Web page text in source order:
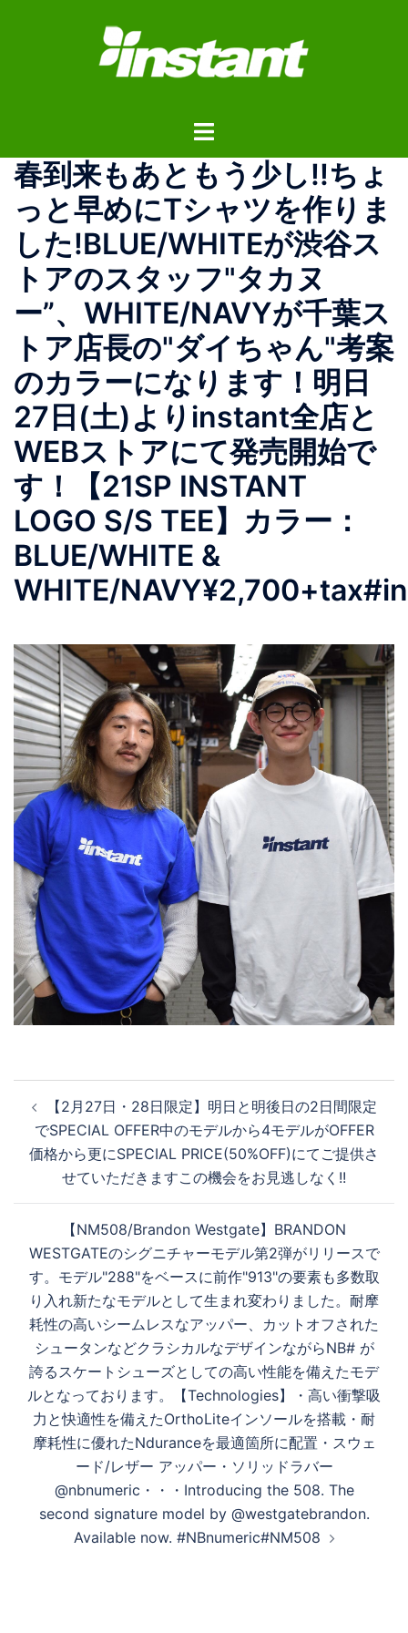
ス
ト
ル
メ
ニ
ュ
ー
春到来もあともう少し!!ちょ
っと早めにTシャツを作りま
した!BLUE/WHITEが渋谷ス
トアのスタッフ"タカヌ
ー”、WHITE/NAVYが千葉ス
トア店長の"ダイちゃん"考案
のカラーになります！明日
27日(土)よりinstant全店と
WEBストアにて発売開始で
す！【21SP INSTANT
LOGO S/S TEE】カラー：
BLUE/WHITE &
WHITE/NAVY¥2,700+tax
稿
ナ
ビ
シ
ョ
ン
【2月27日・28日限定】明日と明後日の2日間限定
でSPECIAL OFFER中のモデルから4モデルがOFFER
価格から更にSPECIAL PRICE(50%OFF)にてご提供さ
せていただきますこの機会をお見逃しなく!!
【NM508/Brandon Westgate】BRANDON
WESTGATEのシグニチャーモデル第2弾がリリースで
す。モデル"288"をベースに前作"913"の要素も多数取
り入れ新たなモデルとして生まれ変わりました。耐摩
耗性の高いシームレスなアッパー、カットオフされた
シュータンなどクラシカルなデザインながらNB# が
誇るスケートシューズとしての高い性能を備えたモデ
ルとなっております。【Technologies】・高い衝撃吸
力と快適性を備えたOrthoLiteインソールを搭載・耐
摩耗性に優れたNduranceを最適箇所に配置・スウェ
ード/レザー アッパー・ソリッドラバー
@nbnumeric・・・Introducing the 508. The
second signature model by @westgatebrandon.
Available now. ⁠⁠⁠⁠#NBnumeric⁠⁠#NM508